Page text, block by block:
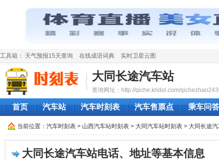
工具箱： 天气预报15天查询 在线成语词典 实时卫星云图
大同长途汽车站
查询网址：http://qiche.kridol.com/
首页 汽车站 汽车时刻表 汽车售票点 乘车问答
当前位置： 汽车时刻表 > 山西汽车站时刻表 > 大同汽车站时刻表 > 大同长途
大同长途汽车站电话、地址等基本信息